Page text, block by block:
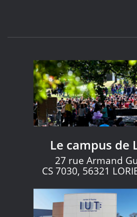
Le campus de
27 rue Armand
CS 7030, 56321